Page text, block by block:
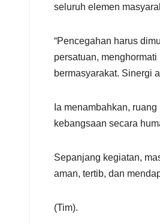
seluruh elemen
“Pencegahan harus
persatuan,
bermasyarakat. Sinergi
Ia menambahkan,
kebangsaan secara
Sepanjang kegiatan,
aman, tertib, dan
(Tim).